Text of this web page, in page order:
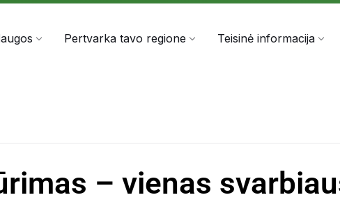
Pertvarka tavo regione Teisinė informacija
– vienas